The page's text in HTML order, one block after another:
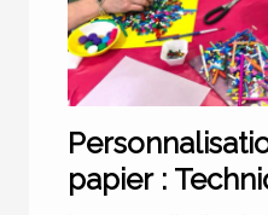
papier :